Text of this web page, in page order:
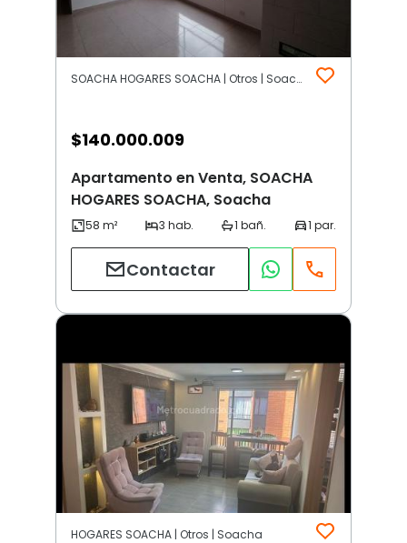
SOACHA HOGARES SOACHA | Otros | Soacha
$140.000.009
Apartamento en Venta, SOACHA
HOGARES SOACHA, Soacha
Contactar
HOGARES SOACHA | Otros | Soacha